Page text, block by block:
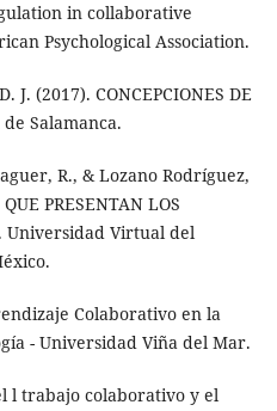
in collaborative
Psychological Association.
(2017). CONCEPCIONES DE
Salamanca.
R., & Lozano Rodríguez,
PRESENTAN LOS
Universidad Virtual del
Colaborativo en la
- Universidad Viña del Mar.
l trabajo colaborativo y el